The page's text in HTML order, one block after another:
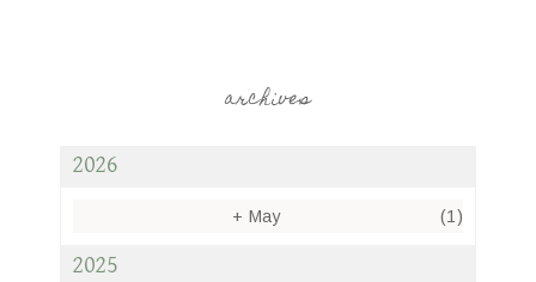
archives
2026
+ May (1)
2025